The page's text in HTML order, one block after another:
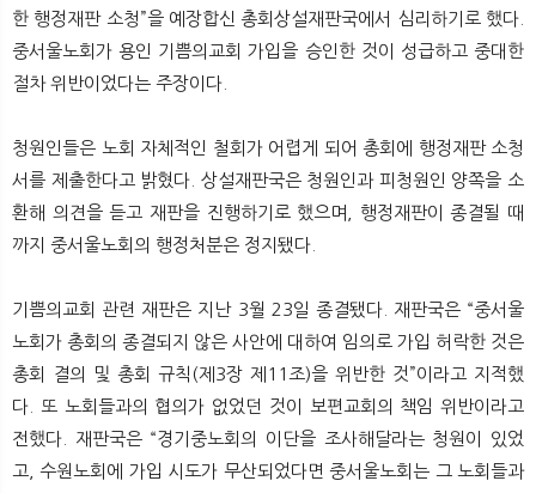
한 행정재판 소청”을 예장합신 총회상설재판국에서 심리하기로 했다.
중서울노회가 용인 기쁨의교회 가입을 승인한 것이 성급하고 중대한
절차 위반이었다는 주장이다.
청원인들은 노회 자체적인 철회가 어렵게 되어 총회에 행정재판 소청
서를 제출한다고 밝혔다. 상설재판국은 청원인과 피청원인 양쪽을 소
환해 의견을 듣고 재판을 진행하기로 했으며, 행정재판이 종결될 때
까지 중서울노회의 행정처분은 정지됐다.
기쁨의교회 관련 재판은 지난 3월 23일 종결됐다. 재판국은 “중서울
노회가 총회의 종결되지 않은 사안에 대하여 임의로 가입 허락한 것은
총회 결의 및 총회 규칙(제3장 제11조)을 위반한 것”이라고 지적했
다. 또 노회들과의 협의가 없었던 것이 보편교회의 책임 위반이라고
전했다. 재판국은 “경기중노회의 이단을 조사해달라는 청원이 있었
고, 수원노회에 가입 시도가 무산되었다면 중서울노회는 그 노회들과